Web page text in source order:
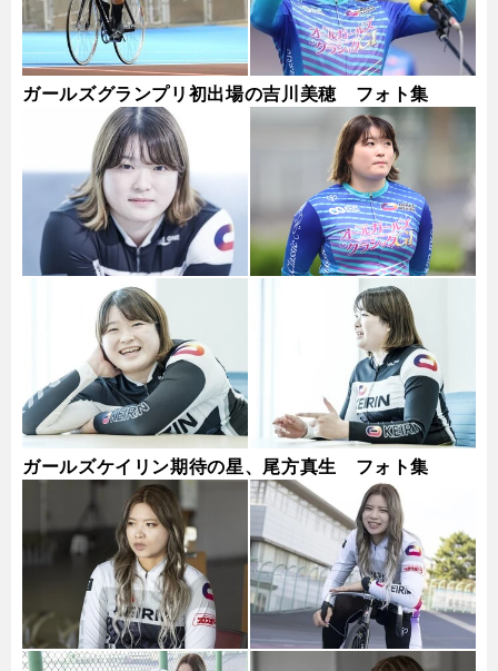
ガールズグランプリ初出場の吉川美穂 フォト集
ガールズケイリン期待の星、尾方真生 フォト集